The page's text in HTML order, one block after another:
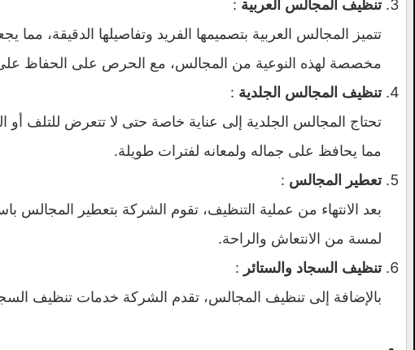
تنظيف المجالس العربية :
تتميز المجالس العربية بتصميمها الفريد وتفاصيلها الدقيقة،
مخصصة لهذه النوعية من المجالس، مع الحرص على الحفاظ على
تنظيف المجالس الجلدية :
تحتاج المجالس الجلدية إلى عناية خاصة حتى لا تتعرض للتلف
مما يحافظ على جماله ولمعانه لفترات طويلة.
تعطير المجالس :
بعد الانتهاء من عملية التنظيف، تقوم الشركة بتعطير المجالس
لمسة من الانتعاش والراحة.
تنظيف السجاد والستائر :
بالإضافة إلى تنظيف المجالس، تقدم الشركة خدمات تنظيف